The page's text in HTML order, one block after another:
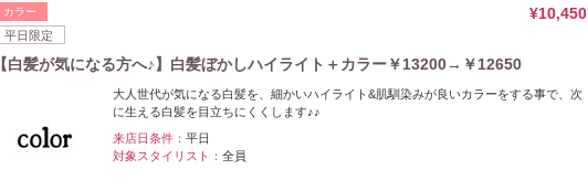
カラー
平日限定
¥10,450
【白髪が気になる方へ♪】白髪ぼかしハイライト＋カラー￥13200→￥12650
大人世代が気になる白髪を、細かいハイライト&肌馴染みが良いカラーをする事で、次
に生える白髪を目立ちにくくします♪♪
来店日条件： 平日
対象スタイリスト： 全員